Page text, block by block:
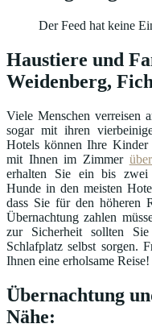
Der Feed hat keine
Haustiere und
Weidenberg,
Viele Menschen verreisen
sogar mit ihren
Hotels können Ihre Kinder
mit Ihnen im Zimmer
erhalten Sie ein bis zwei
Hunde in den meisten
dass Sie für den höheren
Übernachtung zahlen
zur Sicherheit sollten
Schlafplatz selbst sorgen.
Ihnen eine erholsame Reise!
Übernachtung
Nähe: